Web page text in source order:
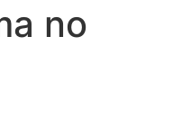
no